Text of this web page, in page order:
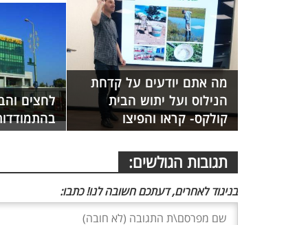
מה אתם יודעים על קדחת
הנילוס ועל יתוש הבית
קולקס- קראו והפיצו
לחצים
תגובות הגולשים:
בניגוד לאחרים, דעתכם חשובה לנו! כתבו: